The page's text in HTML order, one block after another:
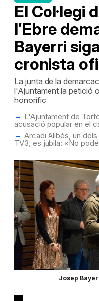
El Col·legi
l’Ebre
Bayerri
cronista
La junta de la
l'Ajuntament la petició
honorífic
L'Ajuntament de
acusació popular en el
Arcadi Alibés, un
TV3, es jubila: «No
Josep